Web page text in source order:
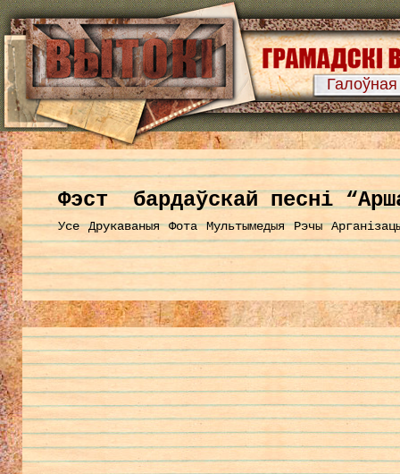
Галоўная
Фэст бардаўскай песні
Усе Друкаваныя Фота Мультымедыя Рэчы